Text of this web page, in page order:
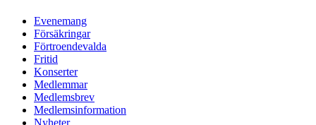
Evenemang
Försäkringar
Förtroendevalda
Fritid
Konserter
Medlemmar
Medlemsbrev
Medlemsinformation
Nyheter